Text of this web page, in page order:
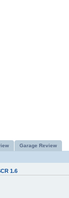
Garage Review
1.6